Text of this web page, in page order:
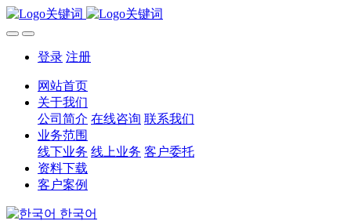
登录 注册
网站首页
关于我们
公司简介 在线咨询 联系我们
业务范围
线下业务 线上业务 客户委托
资料下载
客户案例
한국어